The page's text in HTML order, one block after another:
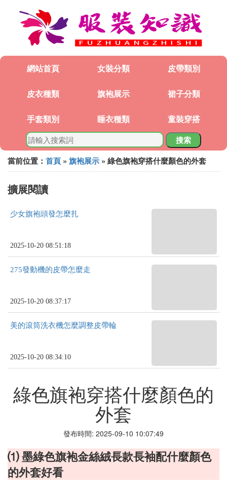
網站首頁 女裝分類 皮帶類別
皮衣種類 旗袍展示 裙子分類
手套類別 睡衣種類 童裝穿搭
搜索
當前位置： 首頁 » 旗袍展示 » 綠色旗袍穿搭什麼顏色的外套
擴展閱讀
少女旗袍頭發怎麼扎
2025-10-20 08:51:18
275發動機的皮帶怎麼走
2025-10-20 08:37:17
美的滾筒洗衣機怎麼調整皮帶輪
2025-10-20 08:34:10
綠色旗袍穿搭什麼顏色的
外套
發布時間: 2025-09-10 10:07:49
⑴ 墨綠色旗袍金絲絨長款長袖配什麼顏色
的外套好看